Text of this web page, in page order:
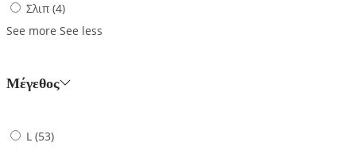
Σλιπ (4)
See more See less
Μέγεθος
L (53)